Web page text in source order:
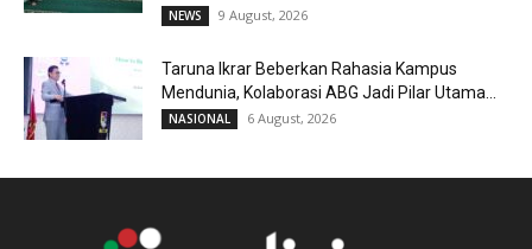
NEWS 9 August, 2026
Taruna Ikrar Beberkan Rahasia Kampus
Mendunia, Kolaborasi ABG Jadi Pilar Utama...
NASIONAL 6 August, 2026